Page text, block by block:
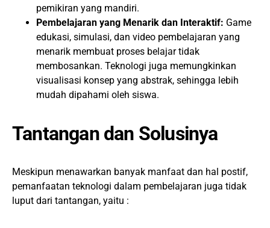
pemikiran yang mandiri.
Pembelajaran yang Menarik dan Interaktif: Game
edukasi, simulasi, dan video pembelajaran yang
menarik membuat proses belajar tidak
membosankan. Teknologi juga memungkinkan
visualisasi konsep yang abstrak, sehingga lebih
mudah dipahami oleh siswa.
Tantangan dan Solusinya
Meskipun menawarkan banyak manfaat dan hal postif,
pemanfaatan teknologi dalam pembelajaran juga tidak
luput dari tantangan, yaitu :